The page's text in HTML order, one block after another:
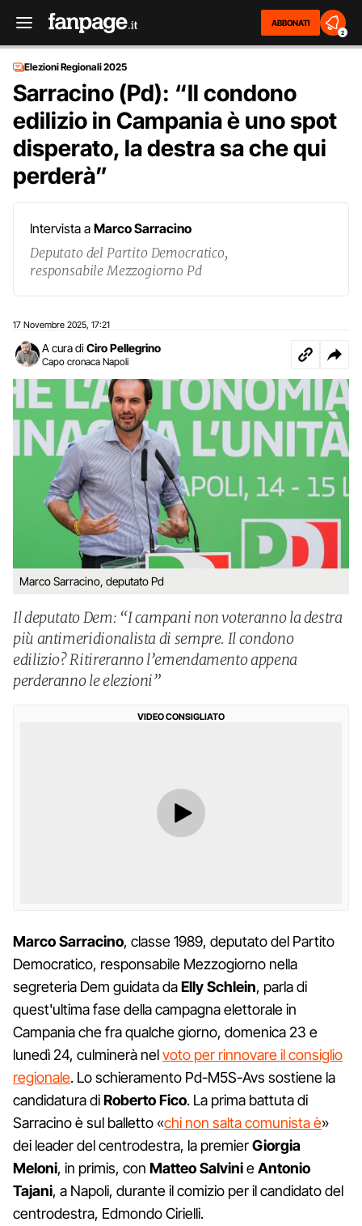
ABBONATI
2
Elezioni Regionali 2025
Sarracino (Pd): “Il condono
edilizio in Campania è uno spot
disperato, la destra sa che qui
perderà”
Intervista a Marco Sarracino
Deputato del Partito Democratico,
responsabile Mezzogiorno Pd
17 Novembre 2025 17:21
A cura di Ciro Pellegrino
Capo cronaca Napoli
Marco Sarracino, deputato Pd
Il deputato Dem: “I campani non voteranno la destra
più antimeridionalista di sempre. Il condono
edilizio? Ritireranno l’emendamento appena
perderanno le elezioni”
VIDEO CONSIGLIATO
Marco Sarracino, classe 1989, deputato del Partito
Democratico, responsabile Mezzogiorno nella
segreteria Dem guidata daElly Schlein, parla di
quest'ultima fase della campagna elettorale in
Campania che fra qualche giorno, domenica 23 e
lunedì 24, culminerà nelvoto per rinnovare il consiglio
regionale. Lo schieramento Pd-M5S-Avs sostiene la
candidatura diRoberto Fico. La prima battuta di
Sarracino è sul balletto «chi non salta comunista è»
dei leader del centrodestra, la premierGiorgia
Meloni, in primis, con Matteo SalvinieAntonio
Tajani, a Napoli, durante il comizio per il candidato del
centrodestra, Edmondo Cirielli.